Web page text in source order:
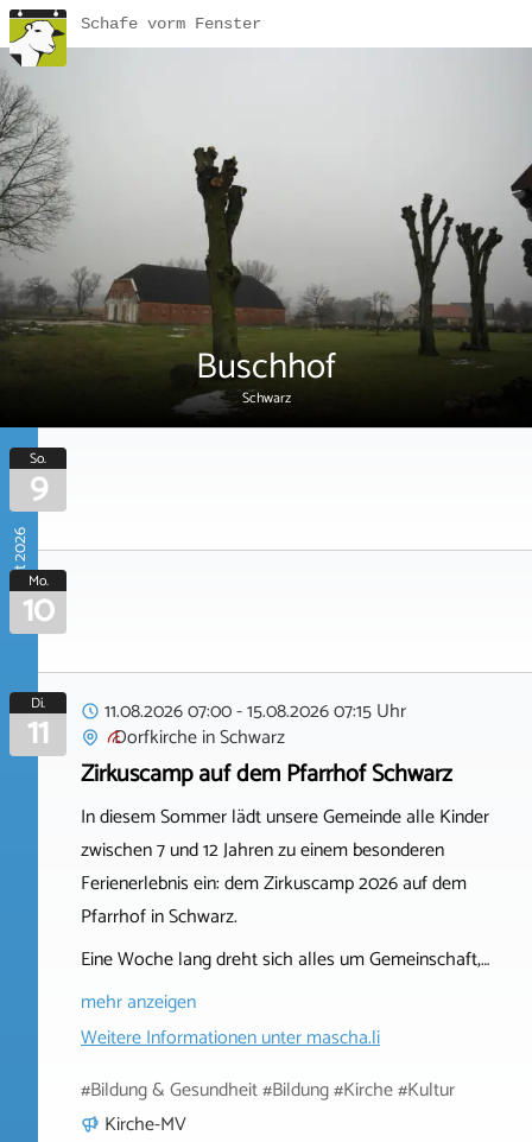
Schafe vorm Fenster
Buschhof
Schwarz
August 2026
So.
9
Mo.
10
Di.
11
11.08.2026 07:00 - 15.08.2026 07:15 Uhr
DorfkircheinSchwarz
Zirkuscamp auf dem Pfarrhof Schwarz
In diesem Sommer lädt unsere Gemeinde alle Kinder
zwischen 7 und 12 Jahren zu einem besonderen
Ferienerlebnis ein: dem Zirkuscamp 2026 auf dem
Pfarrhof in Schwarz.
Eine Woche lang dreht sich alles um Gemeinschaft,…
mehr anzeigen
Weitere Informationen untermascha.li
#Bildung & Gesundheit #Bildung #Kirche #Kultur
Kirche-MV